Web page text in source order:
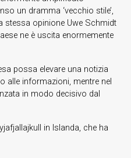
un dramma ‘vecchio stile’,
stessa opinione Uwe Schmidt
ne è uscita enormemente
possa elevare una notizia
alle informazioni, mentre nel
in modo decisivo dal
in Islanda, che ha